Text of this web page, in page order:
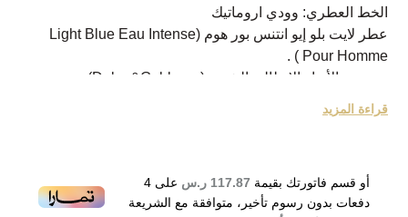
الخط العطري: وودي اروماتيك
عطر لايت بلو إيو انتنس بور هوم (Light Blue Eau Intense
Pour Homme ) .
من بيت الأزياء الإيطالي الشهير (Dolce&Gabbana) .
العطر مخصص للرجال.
ينتمي هذا العطر الجذاب للعائلة العطرية خشبي - مائي.
يتكون وسط العطر من عرعر ومياه البحر.
تتكون نهاية العطر من خشب العنبر والمسك.
قراءة المزيد
أو قسم فاتورتك بقيمة 117.87 ر.س على 4
دفعات بدون رسوم تأخير، متوافقة مع الشريعة